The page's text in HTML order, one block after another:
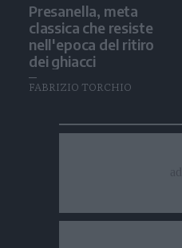
Presanella, meta
classica che resiste
nell'epoca del ritiro
dei ghiacci
FABRIZIO TORCHIO